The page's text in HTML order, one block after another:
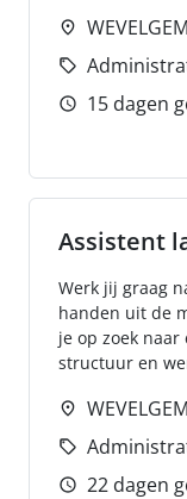
WEVELGEM
15 dagen
Assistent
Werk jij graag
handen uit de
je op zoek
structuur en
WEVELGEM
22 dagen